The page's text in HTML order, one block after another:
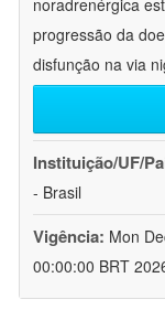
noradrenérgica
progressão da
disfunção na via
Instituição/UF/
- Brasil
Vigência: Mon
00:00:00 BRT